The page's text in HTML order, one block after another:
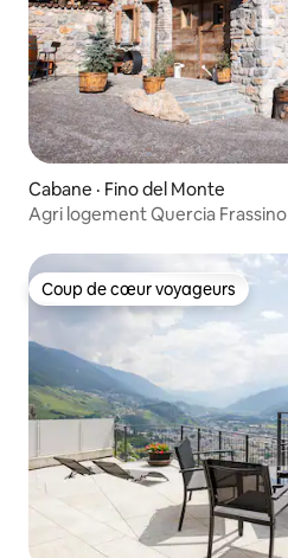
Cabane · Fino del Monte
Agri logement Quercia Frassino
Coup de cœur voyageurs
Coup de cœur voyageurs